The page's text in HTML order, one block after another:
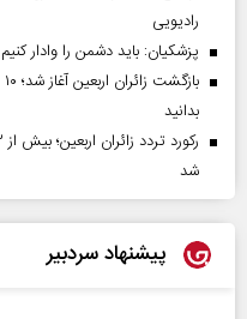
رادیویی
پزشکیان: باید دشمن را وادار
بدانید
شد
پیشنهاد سردبیر